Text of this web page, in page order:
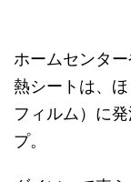
ホームセンタ
熱シートは、
フィルム）に
プ。